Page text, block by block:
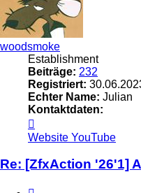
woodsmoke
Establishment
Beiträge: 232
Registriert:
Echter Name: Julian
Kontaktdaten:
von
woodsmoke
Website YouTube
Re: [ZfxAction '26'1]